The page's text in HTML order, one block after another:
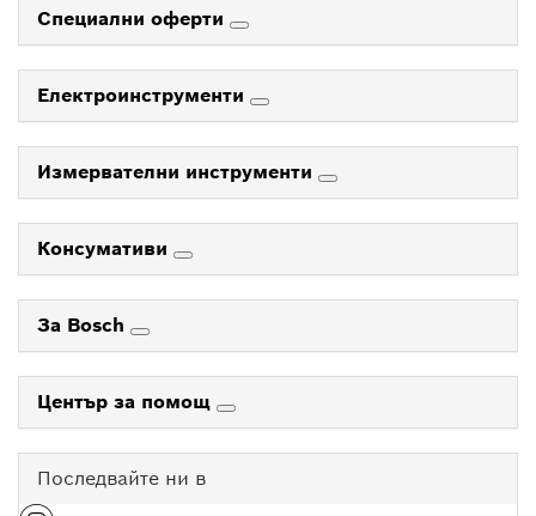
Специални оферти
Електроинструменти
Измервателни инструменти
Консумативи
За Bosch
Център за помощ
Последвайте ни в